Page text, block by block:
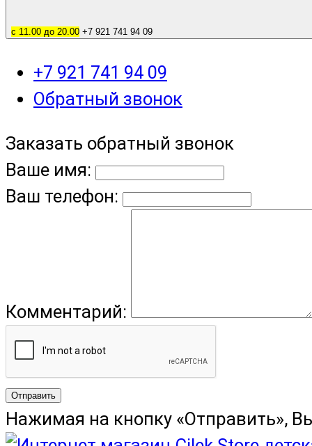
с 11.00 до 20.00 +7 921 741 94 09
+7 921 741 94 09
Обратный звонок
Заказать обратный звонок
Ваше имя:
Ваш телефон:
Комментарий:
Отправить
Нажимая на кнопку «Отправить»,